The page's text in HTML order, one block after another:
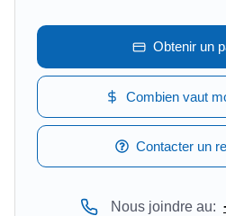
Obtenir un
Combien vaut
Contacter un
Nous joindre au: